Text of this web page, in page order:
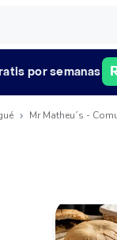
por semanas
Mr Matheu´s -